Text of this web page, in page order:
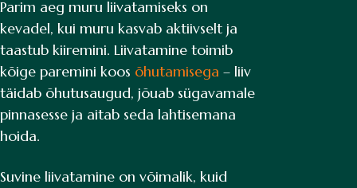
Parim aeg muru liivatamiseks on
kevadel, kui muru kasvab aktiivselt ja
taastub kiiremini. Liivatamine toimib
kõige paremini koos õhutamisega – liiv
täidab õhutusaugud, jõuab sügavamale
pinnasesse ja aitab seda lahtisemana
hoida.
Suvine liivatamine on võimalik, kuid